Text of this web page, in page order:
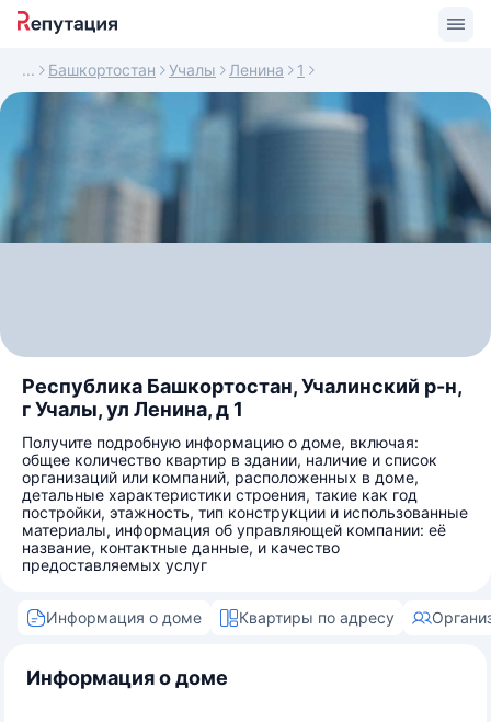
Башкортостан Учалы Ленина 1
Республика Башкортостан, Учалинский р-н,
г Учалы, ул Ленина, д 1
Получите подробную информацию о доме, включая:
общее количество квартир в здании, наличие и список
организаций или компаний, расположенных в доме,
детальные характеристики строения, такие как год
постройки, этажность, тип конструкции и использованные
материалы, информация об управляющей компании: её
название, контактные данные, и качество
предоставляемых услуг
Информация о доме Квартиры по адресу
Информация о доме